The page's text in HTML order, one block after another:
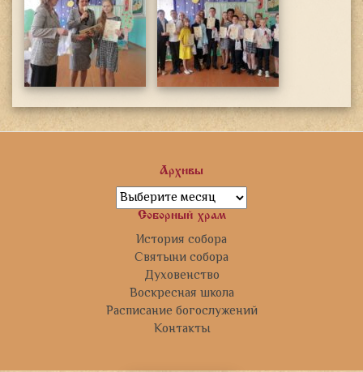
Архивы
Архивы
Соборный храм
История собора
Святыни собора
Духовенство
Воскресная школа
Расписание богослужений
Контакты